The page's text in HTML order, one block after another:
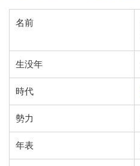
名前
生没年
時代
勢力
年表